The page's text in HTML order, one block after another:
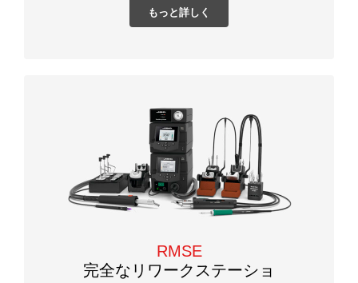
もっと詳しく
RMSE
完全なリワークステーショ